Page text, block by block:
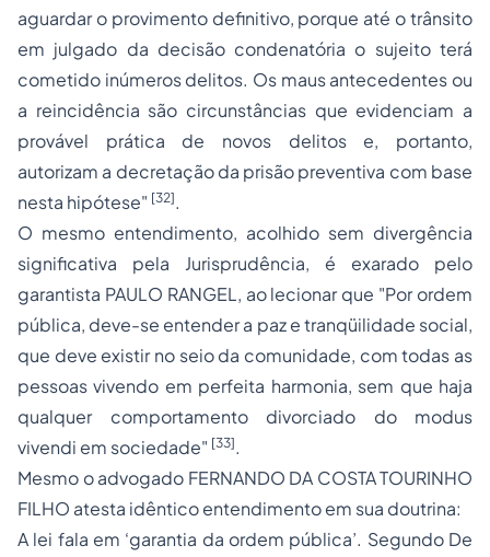
aguardar o provimento definitivo, porque até o trânsito
em julgado da decisão condenatória o sujeito terá
cometido inúmeros delitos. Os maus antecedentes ou
a reincidência são circunstâncias que evidenciam a
provável prática de novos delitos e, portanto,
autorizam a decretação da prisão preventiva com base
nesta hipótese" [32].
O mesmo entendimento, acolhido sem divergência
significativa pela Jurisprudência, é exarado pelo
garantista PAULO RANGEL, ao lecionar que "Por ordem
pública, deve-se entender a paz e tranqüilidade social,
que deve existir no seio da comunidade, com todas as
pessoas vivendo em perfeita harmonia, sem que haja
qualquer comportamento divorciado do modus
vivendi em sociedade" [33].
Mesmo o advogado FERNANDO DA COSTA TOURINHO
FILHO atesta idêntico entendimento em sua doutrina:
A lei fala em ‘garantia da ordem pública’. Segundo De